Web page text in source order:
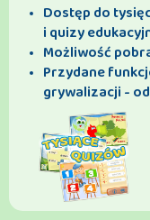
Dostęp do
i quizy
Możliwość
Przydane
grywalizacji -